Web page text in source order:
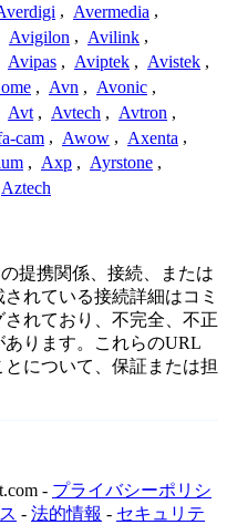
, Avermedia ,
Avigilon , Avilink ,
Avipas , Aviptek , Avistek ,
, Avn , Avonic ,
Avt , Avtech , Avtron ,
cam , Awow , Axenta ,
, Axp , Ayrstone ,
Aztech
提携関係、接続、または
れている接続詳細はコミ
れており、不完全、不正
ります。これらのURL
について、保証または担
- プライバシーポリシ
- 法的情報 - セキュリテ